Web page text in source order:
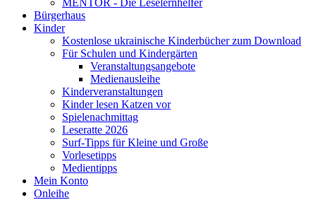
MENTOR - Die Leselernhelfer
Bürgerhaus
Kinder
Kostenlose ukrainische Kinderbücher zum Download
Für Schulen und Kindergärten
Veranstaltungsangebote
Medienausleihe
Kinderveranstaltungen
Kinder lesen Katzen vor
Spielenachmittag
Leseratte 2026
Surf-Tipps für Kleine und Große
Vorlesetipps
Medientipps
Mein Konto
Onleihe